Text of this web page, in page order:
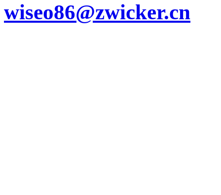
wiseo86@zwicker.cn